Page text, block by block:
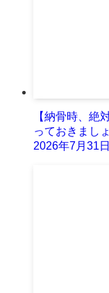
【納骨時、絶
っておきまし
2026年7月31日